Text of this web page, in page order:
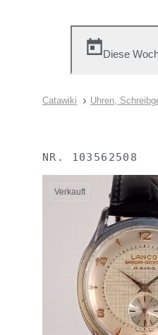
Diese
Catawiki Uhren,
NR. 103562508
Verkauft